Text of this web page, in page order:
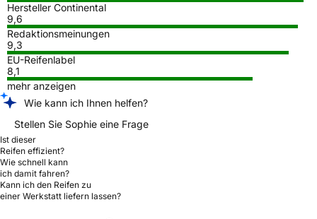
Hersteller Continental
9,6
Redaktionsmeinungen
9,3
EU-Reifenlabel
8,1
mehr anzeigen
Wie kann ich Ihnen helfen?
Stellen Sie Sophie eine Frage
Ist dieser
Reifen effizient?
Wie schnell kann
ich damit fahren?
Kann ich den Reifen zu
einer Werkstatt liefern lassen?